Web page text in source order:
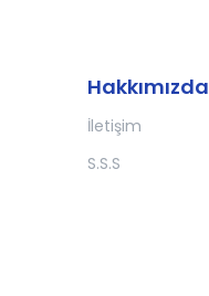
Hakkımızda
İletişim
S.S.S